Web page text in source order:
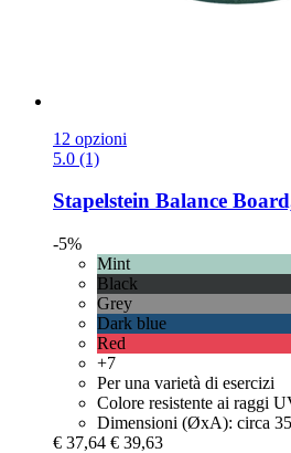
12 opzioni
5.0 (1)
Stapelstein Balance
-5%
Mint
Black
Grey
Dark blue
Red
+7
Per una varietà di esercizi
Colore resistente ai raggi
Dimensioni (ØxA): circa
€ 37,64 € 39,63